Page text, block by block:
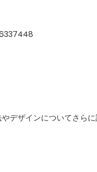
デザインについてさら